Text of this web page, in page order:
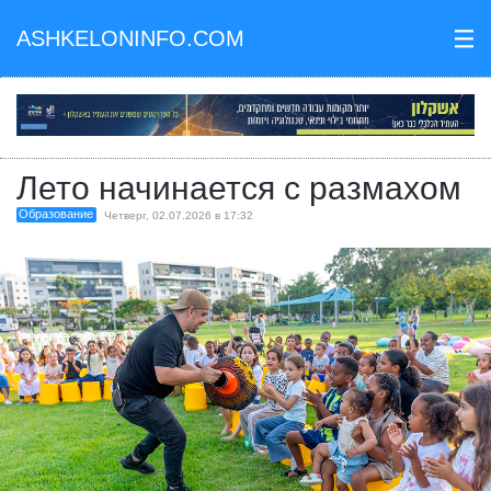
ASHKELONINFO.COM III
Лето начинается с размахом
Образование Четверг, 02.07.2026 в 17:32